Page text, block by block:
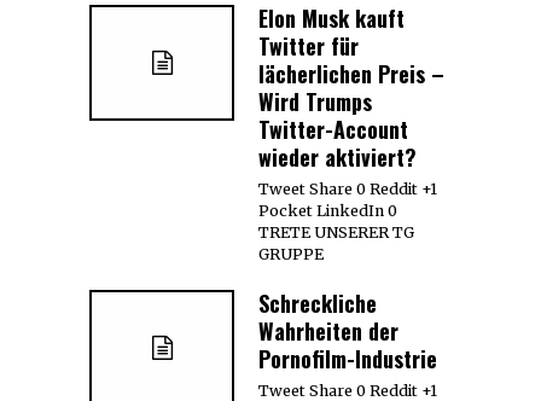
Elon Musk kauft
Twitter für
lächerlichen Preis –
Wird Trumps
Twitter-Account
wieder aktiviert?
Tweet Share 0 Reddit +1
Pocket LinkedIn 0
TRETE UNSERER TG
GRUPPE
Schreckliche
Wahrheiten der
Pornofilm-Industrie
Tweet Share 0 Reddit +1